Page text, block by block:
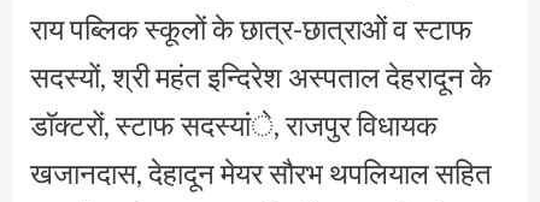
राय पब्लिक स्कूलों के छात्र-छात्राओं व स्टाफ
सदस्यों, श्री महंत इन्दिरेश अस्पताल देहरादून के
डाॅक्टरों, स्टाफ सदस्यांे, राजपुर विधायक
खजानदास, देहादून मेयर सौरभ थपलियाल सहित